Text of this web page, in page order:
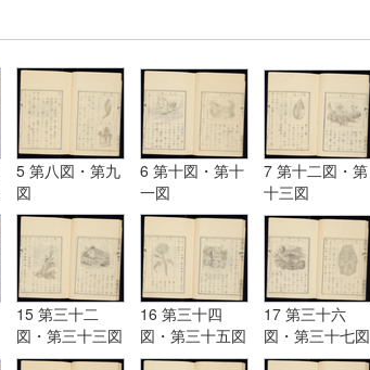
5 第八図・第九
図
6 第十図・第十
一図
7 第十二図・第
十三図
15 第三十二
図・第三十三図
16 第三十四
図・第三十五図
17 第三十六
図・第三十七図